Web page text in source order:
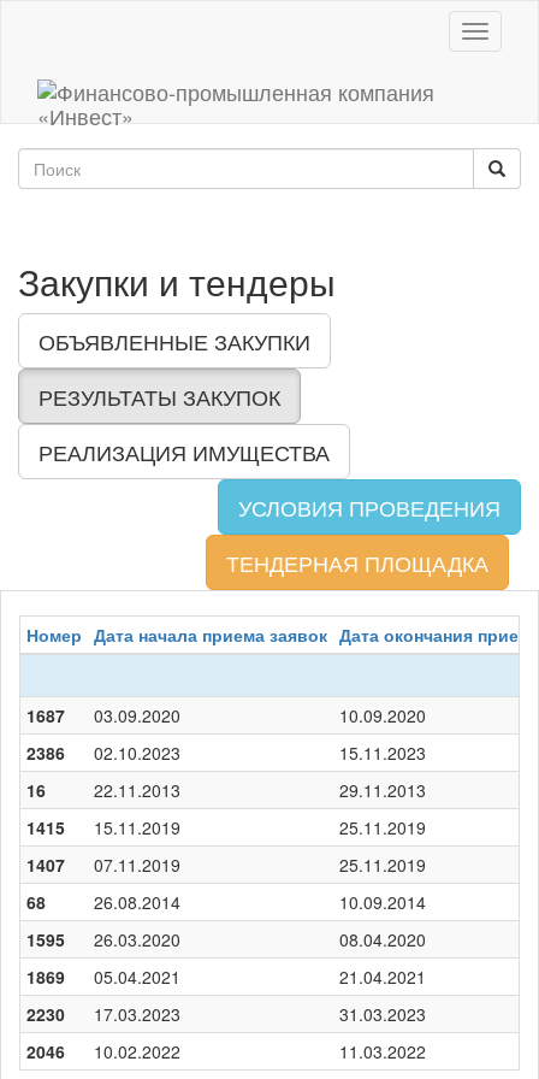
Toggle
Закупки и тендеры
ОБЪЯВЛЕННЫЕ ЗАКУПКИ
РЕЗУЛЬТАТЫ ЗАКУПОК
РЕАЛИЗАЦИЯ ИМУЩЕСТВА
УСЛОВИЯ ПРОВЕДЕНИЯ
ТЕНДЕРНАЯ ПЛОЩАДКА
Номер Дата начала приема заявок Дата окончания
1687 03.09.2020
10.09.2020
2386
02.10.2023
15.11.2023
16
22.11.2013
29.11.2013
1415
15.11.2019
25.11.2019
1407
07.11.2019
25.11.2019
68
26.08.2014
10.09.2014
1595
26.03.2020
08.04.2020
1869
05.04.2021
21.04.2021
2230
17.03.2023
31.03.2023
2046
10.02.2022 11.03.2022